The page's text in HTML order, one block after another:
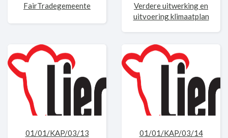
FairTradegemeente
Verdere uitwerking en
uitvoering klimaatplan
01/01/KAP/03/13
01/01/KAP/03/14